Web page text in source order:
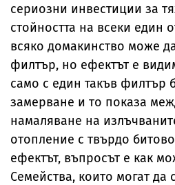
сериозни инвестиции за
стойността на всеки един
всяко домакинство може
филтър, но ефектът е
само с един такъв филтър
замерване и то показа
намаляване на
отопление с твърдо
ефектът, въпросът е как
Семейства, които могат да